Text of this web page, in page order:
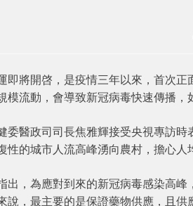
即將開啓，是疫情三年以來，首次
模流動，會導致新冠病毒快速傳播，
委醫政司司長焦雅輝接受央視專訪
性的城市人流高峰湧向農村，擔心人
出，為應對到來的新冠病毒感染高
說，最主要的是保證藥物供應，且